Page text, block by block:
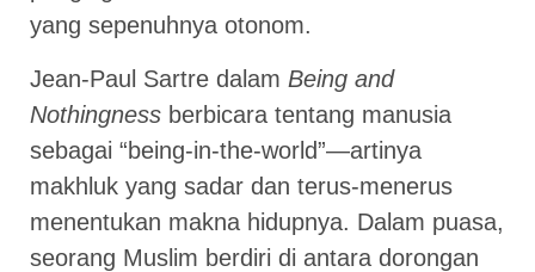
yang sepenuhnya otonom.
Jean-Paul Sartre dalam Being and
Nothingness berbicara tentang manusia
sebagai “being-in-the-world”—artinya
makhluk yang sadar dan terus-menerus
menentukan makna hidupnya. Dalam puasa,
seorang Muslim berdiri di antara dorongan